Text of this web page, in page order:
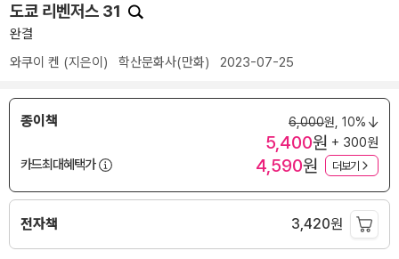
도쿄 리벤저스 31
완결
와쿠이 켄 (지은이) 학산문화사(만화) 2023-07-25
종이책 6,000원, 10%
5,400원 + 300원
카드최대혜택가
4,590원 더보기
전자책 3,420원